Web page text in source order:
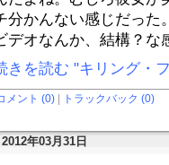
分かんない感じだった
デオなんか、結構？な
きを読む "キリング・
メント (0) トラックバック (0)
2012年03月31日